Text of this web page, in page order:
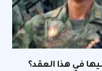
في هذا العقد؟